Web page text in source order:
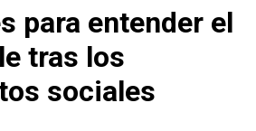
para entender el
tras los
sociales